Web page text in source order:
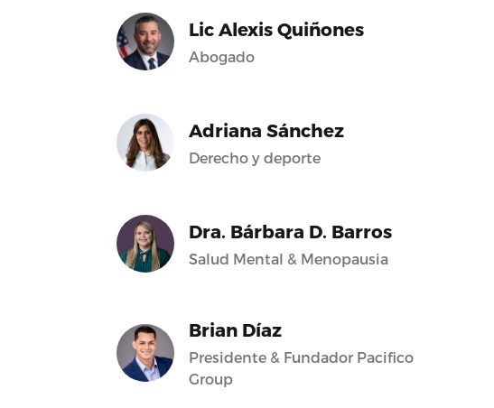
Lic Alexis Quiñones
Abogado
Adriana Sánchez
Derecho y deporte
Dra. Bárbara D. Barros
Salud Mental & Menopausia
Brian Díaz
Presidente & Fundador Pacifico
Group